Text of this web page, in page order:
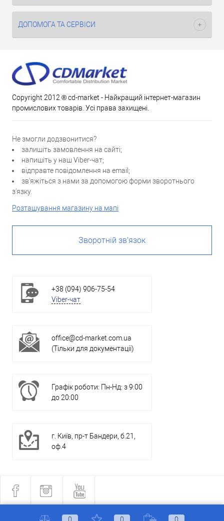
ДОПОМОГА ТА СЕРВІСИ
Copyright 2012 ® cd-market - Найкращий інтернет-магазин
промислових товарів. Усі права захищені.
Не змогли додзвонитися?
залишіть замовлення на сайті;
напишіть у наш Viber-чат;
відправте повідомлення на email;
зв'яжіться з нами за допомогою форми зворотнього
з'язку.
Розташування магазину на мапі
Зворотній зв'язок
+38 (094) 906-75-54
Viber-чат
office@cd-market.com.ua
(Тільки для документації)
Графік роботи: Пн-Нд: з 9:00
до 20:00
г. Київ, пр-т Бандери, б.21,
оф.4
0 0 0